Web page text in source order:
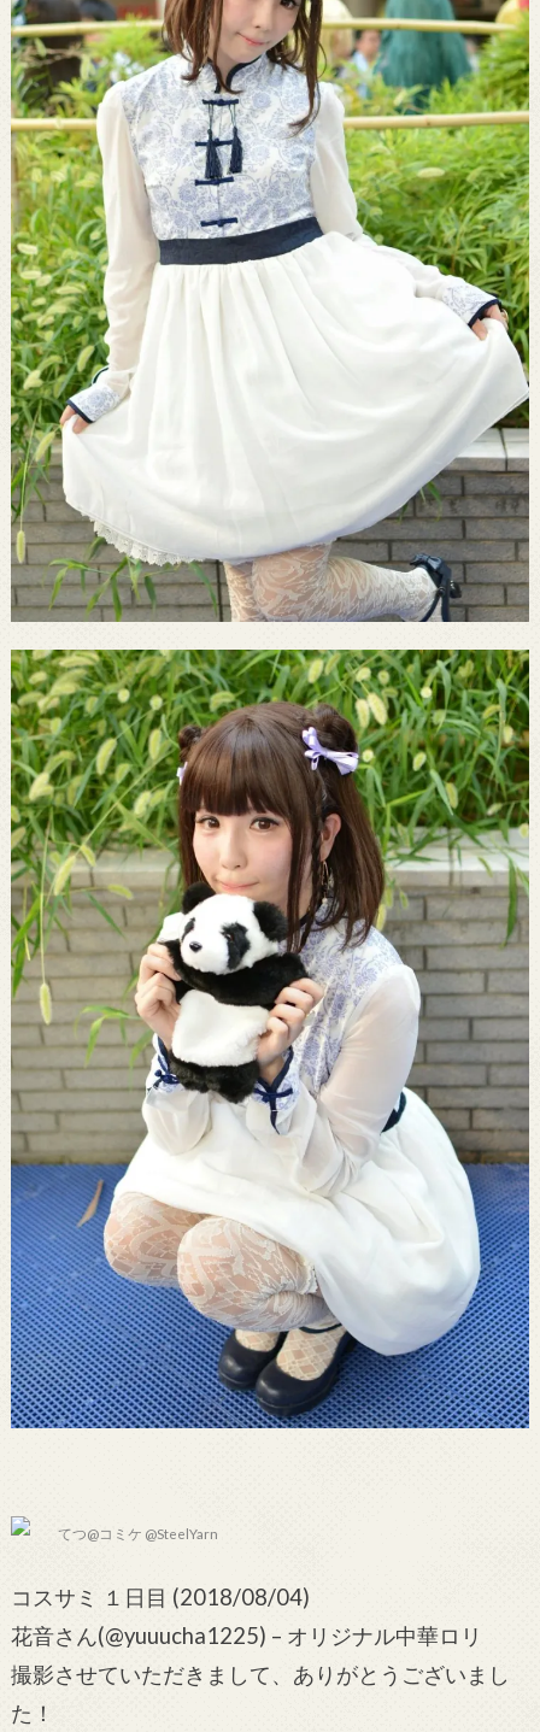
てつ@コミケ @SteelYarn
コスサミ １日目 (2018/08/04)
花音さん(@yuuucha1225) – オリジナル中華ロリ
撮影させていただきまして、ありがとうございまし
た！